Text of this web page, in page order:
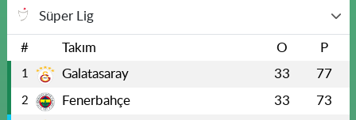
Süper Lig
# Takım O P
1 Galatasaray 33 77
2 Fenerbahçe 33 73